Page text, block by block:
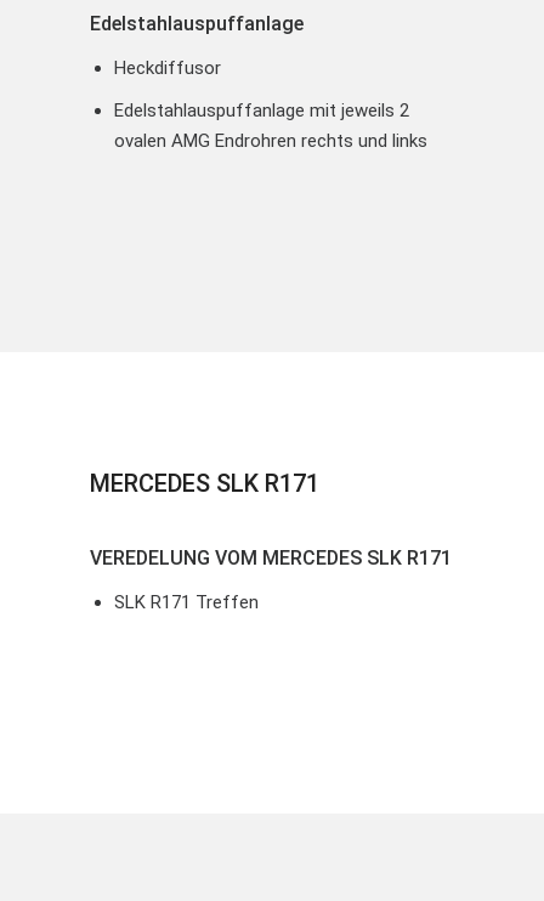
Edelstahlauspuffanlage
Heckdiffusor
Edelstahlauspuffanlage mit jeweils 2
ovalen AMG Endrohren rechts und links
MERCEDES SLK R171
VEREDELUNG VOM MERCEDES SLK R171
SLK R171 Treffen